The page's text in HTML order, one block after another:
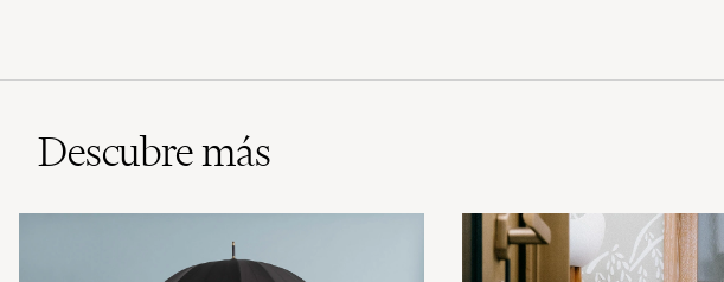
Descubre más